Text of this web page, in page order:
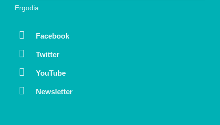
Ergodia
Facebook
Twitter
YouTube
Newsletter